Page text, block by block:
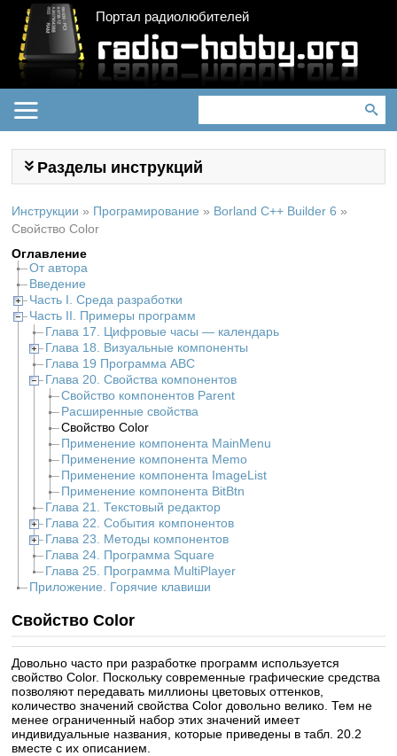
Портал радиолюбителей
Разделы инструкций
Инструкции » Програмирование » Borland C++ Builder 6 »
Свойство Color
Оглавление
От автора
Введение
Часть I. Среда разработки
Часть II. Примеры программ
Глава 17. Цифровые часы — календарь
Глава 18. Визуальные компоненты
Глава 19 Программа ABC
Глава 20. Свойства компонентов
Свойство компонентов Parent
Расширенные свойства
Свойство Color
Применение компонента MainMenu
Применение компонента Memo
Применение компонента ImageList
Применение компонента BitBtn
Глава 21. Текстовый редактор
Глава 22. События компонентов
Глава 23. Методы компонентов
Глава 24. Программа Square
Глава 25. Программа MultiPlayer
Приложение. Горячие клавиши
Свойство Color
Довольно часто при разработке программ используется
свойство Color. Поскольку современные графические средства
позволяют передавать миллионы цветовых оттенков,
количество значений свойства Color довольно велико. Тем не
менее ограниченный набор этих значений имеет
индивидуальные названия, которые приведены в табл. 20.2
вместе с их описанием.